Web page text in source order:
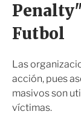
Futbol
Las
acción, pues
masivos son
víctimas.